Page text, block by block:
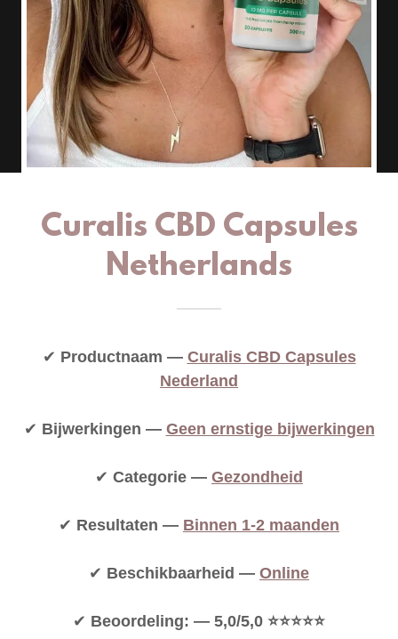
Curalis CBD Capsules
Netherlands
✔ Productnaam — Curalis CBD Capsules
Nederland
✔ Bijwerkingen — Geen ernstige bijwerkingen
✔ Categorie — Gezondheid
✔ Resultaten — Binnen 1-2 maanden
✔ Beschikbaarheid — Online
✔ Beoordeling: — 5,0/5,0 ⭐⭐⭐⭐⭐